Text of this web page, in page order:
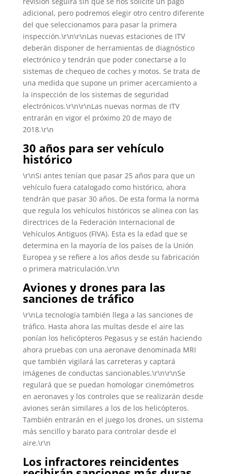
adicional, pero podremos elegir otro centro diferente
del que seleccionamos para pasar la primera
inspección.\r\n\r\nLas nuevas estaciones de ITV
deberán disponer de herramientas de diagnóstico
electrónico y tendrán que poder conectarse a lo
sistemas de chequeo de coches y motos. Se trata de
una medida que supone un primer acercamiento a
la inspección de los sistemas de seguridad
electrónicos.\r\n\r\nLas nuevas normas de ITV
entrarán en vigor el próximo 20 de mayo de
2018.\r\n
30 años para ser vehículo
histórico
\r\nSi antes tenían que pasar 25 años para que un
vehículo fuera catalogado como histórico, ahora
tendrán que pasar 30 años. De esta forma la norma
que regula los vehículos históricos se alinea con las
directrices de la Federación Internacional de
Vehículos Antiguos (FIVA). Esta es la edad que se
determina en la mayoría de los países de la Unión
Europea y se refiere a los años desde su fabricación
o primera matriculación.\r\n
Aviones y drones para las
sanciones de tráfico
\r\nLa tecnología también llega a las sanciones de
tráfico. Hasta ahora las multas desde el aire las
ponían los helicópteros Pegasus y se están haciendo
ahora pruebas con una aeronave denominada MRI
que también vigilará las carreteras y captará
imágenes de conductas sancionables.\r\n\r\nSe
regulará que se puedan homologar cinemómetros
en aeronaves y los controles que se realizarán desde
aviones serán similares a los de los helicópteros.
También entrarán en el juego los drones, un sistema
más sencillo y barato para controlar desde el
aire.\r\n
Los infractores reincidentes